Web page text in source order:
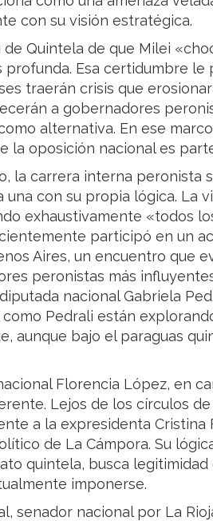
con su visión estratégica.
Quintela de que Milei
profunda. Esa certidumbre
traerán crisis que
a gobernadores
alternativa. En ese
la oposición nacional es
la carrera interna peronista
una con su propia lógica. La
exhaustivamente «todos
participó en un
Aires, un encuentro que
peronistas más
nacional Gabriela
Pedrali están
aunque bajo el paraguas
Florencia López, en
Lejos de los círculos
a la expresidenta Cristina
de La Cámpora. Su
quintela, busca
imponerse.
senador nacional por La